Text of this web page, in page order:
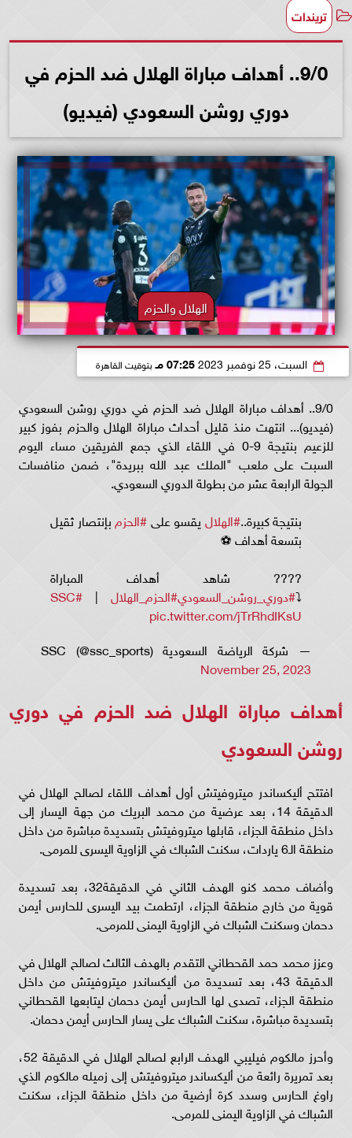
تريندات
9/0.. أهداف مباراة الهلال ضد الحزم في
دوري روشن السعودي (فيديو)
الهلال والحزم
السبت، 25 نوفمبر 2023 07:25 مـ بتوقيت القاهرة
9/0.. أهداف مباراة الهلال ضد الحزم في دوري روشن السعودي
(فيديو)... انتهت منذ قليل أحداث مباراة الهلال والحزم بفوز كبير
للزعيم بنتيجة 9-0 في اللقاء الذي جمع الفريقين مساء اليوم
السبت على ملعب "الملك عبد الله ببريدة"، ضمن منافسات
الجولة الرابعة عشر من بطولة الدوري السعودي.
بنتيجة كبيرة..#الهلال يقسو على#الحزمبإنتصار ثقيل
بتسعة أهداف ⚽
???? شاهد أهداف المباراة
⤵️#دوري_روشن_السعودي#الحزم_الهلال |
#SSC
pic.twitter.com/jTrRhdIKsU
— شركة الرياضة السعودية SSC (@ssc_sports)
November 25, 2023
أهداف مباراة الهلال ضد الحزم في دوري
روشن السعودي
افتتح أليكساندر ميتروفيتش أول أهداف اللقاء لصالح الهلال في
الدقيقة 14، بعد عرضية من محمد البريك من جهة اليسار إلى
داخل منطقة الجزاء، قابلها ميتروفيتش بتسديدة مباشرة من داخل
منطقة الـ6 ياردات، سكنت الشباك في الزاوية اليسرى للمرمى.
وأضاف محمد كنو الهدف الثاني في الدقيقة32، بعد تسديدة
قوية من خارج منطقة الجزاء، ارتطمت بيد اليسرى للحارس أيمن
دحمان وسكنت الشباك في الزاوية اليمنى للمرمى.
وعزز محمد حمد القحطاني التقدم بالهدف الثالث لصالح الهلال في
الدقيقة 43، بعد تسديدة من أليكساندر ميتروفيتش من داخل
منطقة الجزاء، تصدى لها الحارس أيمن دحمان ليتابعها القحطاني
بتسديدة مباشرة، سكنت الشباك على يسار الحارس أيمن دحمان.
وأحرز مالكوم فيليبي الهدف الرابع لصالح الهلال في الدقيقة 52،
بعد تمريرة رائعة من أليكساندر ميتروفيتش إلى زميله مالكوم الذي
راوغ الحارس وسدد كرة أرضية من داخل منطقة الجزاء، سكنت
الشباك في الزاوية اليمنى للمرمى.